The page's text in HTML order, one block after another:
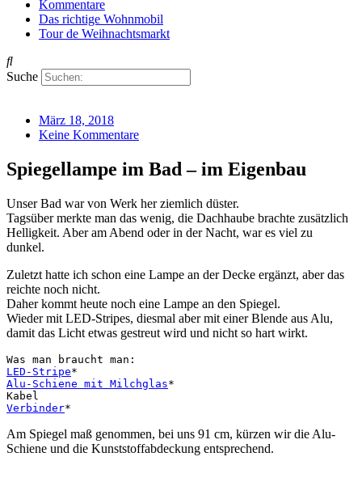
Kommentare
Das richtige Wohnmobil
Tour de Weihnachtsmarkt
Suche
März 18, 2018
Keine Kommentare
Spiegellampe im Bad – im Eigenbau
Unser Bad war von Werk her ziemlich düster.
Tagsüber merkte man das wenig, die Dachhaube brachte zusätzlich
Helligkeit. Aber am Abend oder in der Nacht, war es viel zu
dunkel.
Zuletzt hatte ich schon eine Lampe an der Decke ergänzt, aber das
reichte noch nicht.
Daher kommt heute noch eine Lampe an den Spiegel.
Wieder mit LED-Stripes, diesmal aber mit einer Blende aus Alu,
damit das Licht etwas gestreut wird und nicht so hart wirkt.
LED-Stripe
Alu-Schiene mit Milchglas*
Verbinder*
Am Spiegel maß genommen, bei uns 91 cm, kürzen wir die Alu-
Schiene und die Kunststoffabdeckung entsprechend.